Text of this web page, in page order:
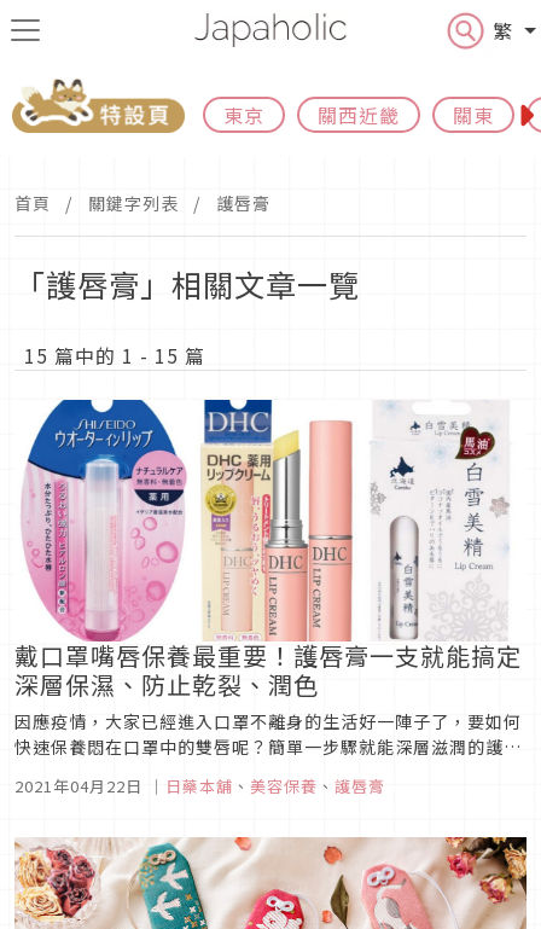
繁
東京 關西近畿 關東
首頁 關鍵字列表 護唇膏
「護唇膏」相關文章一覽
15 篇中的 1 - 15 篇
戴口罩嘴唇保養最重要！護唇膏一支就能搞定
深層保濕、防止乾裂、潤色
因應疫情，大家已經進入口罩不離身的生活好一陣子了，要如何
快速保養悶在口罩中的雙唇呢？簡單一步驟就能深層滋潤的護唇
提升氣色的效果，本篇文章為你一一介紹這些人氣品項，兒童專
價券，記得看...
2021年04月22日 ｜ 日藥本舖 、 美容保養 、 護唇膏